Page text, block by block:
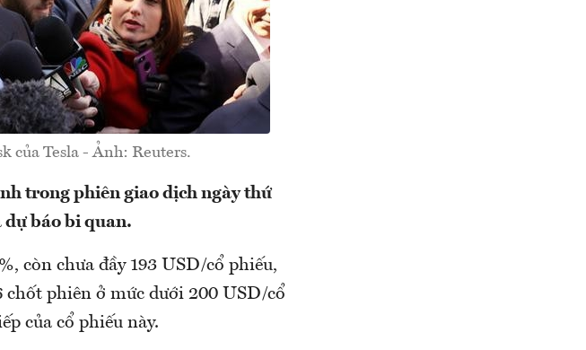
của Tesla - Ảnh: Reuters.
trong phiên giao dịch ngày thứ
báo bi quan.
còn chưa đầy 193 USD/cổ phiếu,
chốt phiên ở mức dưới 200 USD/cổ
của cổ phiếu này.